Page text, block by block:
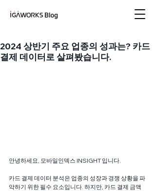
2024 상반기 주요 업종의 성과는? 카드
결제 데이터로 살펴봤습니다.
안녕하세요, 모바일인덱스 INSIGHT 입니다.
카드 결제 데이터 분석은 업종의 성장과 경쟁 상황을 파
악하기 위한 필수 요소입니다. 하지만, 카드 결제 금액